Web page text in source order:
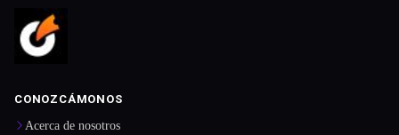
CONOZCÁMONOS
Acerca de nosotros